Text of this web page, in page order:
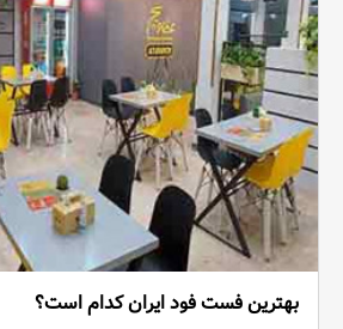
بهترین فست فود ایران کدام است؟